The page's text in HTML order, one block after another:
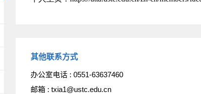
其他联系方式
办公室电话 : 0551-63637460
邮箱 : txia1@ustc.edu.cn